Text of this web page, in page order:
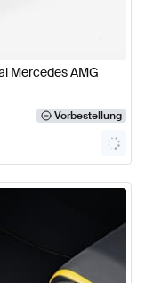
Mercedes AMG
Vorbestellung